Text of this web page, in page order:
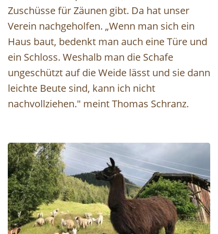
Zuschüsse für Zäunen gibt. Da hat unser
Verein nachgeholfen. „Wenn man sich ein
Haus baut, bedenkt man auch eine Türe und
ein Schloss. Weshalb man die Schafe
ungeschützt auf die Weide lässt und sie dann
leichte Beute sind, kann ich nicht
nachvollziehen." meint Thomas Schranz.